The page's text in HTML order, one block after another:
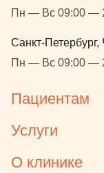
Пн — Вс 09:00 —
Санкт-Петербург,
Пн — Вс 09:00 —
Пациентам
Услуги
О клинике